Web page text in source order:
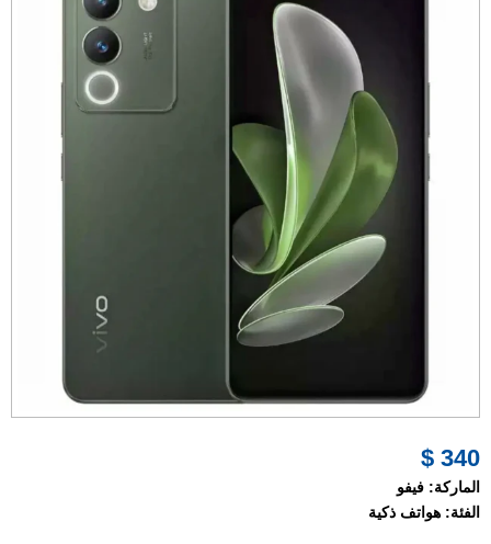
340 $
الماركة: فيفو
الفئة: هواتف ذكية